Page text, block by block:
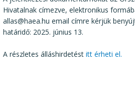
Hivatalnak címezve, elektronikus
allas@haea.hu email címre kérjük
határidő: 2025. június 13.
A részletes álláshirdetést itt érheti el.